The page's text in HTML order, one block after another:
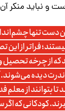
و نباید منکر
دست تنها
فراتر از این
از چرخه تحصیل و
ندرت دیده
تا بتوانند از
کودکانی که